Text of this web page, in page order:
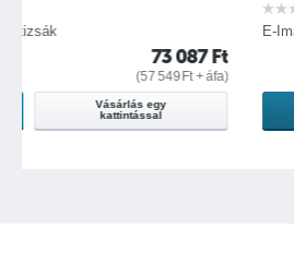
E-Image B60 Phantom